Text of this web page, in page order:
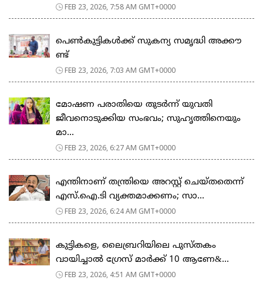
FEB 23, 2026, 7:58 AM GMT+0000
പെ​ൺ​കു​ട്ടി​ക​ൾ​ക്ക് സു​ക​ന്യ സ​മൃ​ദ്ധി അ​ക്കൗ​
ണ്ട്
FEB 23, 2026, 7:03 AM GMT+0000
മോഷണ പരാതിയെ തുടര്‍ന്ന് യുവതി
ജീവനൊടുക്കിയ സംഭവം; സുഹൃത്തിനെയും
മാ...
FEB 23, 2026, 6:27 AM GMT+0000
എന്തിനാണ് തന്ത്രിയെ അറസ്റ്റ് ചെയ്തതെന്ന്
എസ്.ഐ.ടി വ്യക്തമാക്കണം; സാ...
FEB 23, 2026, 6:24 AM GMT+0000
കുട്ടികളെ, ലൈബ്രറിയിലെ പുസ്തകം
വായിച്ചാല്‍ ഗ്രേസ് മാര്‍ക്ക് 10 ആണേ&...
FEB 23, 2026, 4:51 AM GMT+0000